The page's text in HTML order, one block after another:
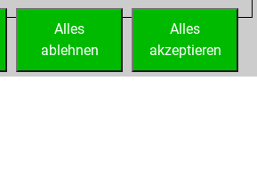
Alles
akzeptieren
Alles
ablehnen